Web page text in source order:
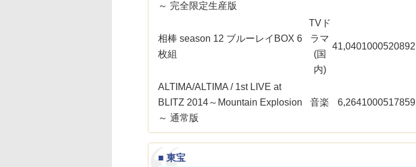
～ 完全限定生産版
相棒 season 12 ブルーレイBOX 6
枚組
TVド
ラマ
(国
内)
41,0401000520892
ALTIMA/ALTIMA / 1st LIVE at
BLITZ 2014～Mountain Explosion
～ 通常版
音楽 6,2641000517859
■ 東宝